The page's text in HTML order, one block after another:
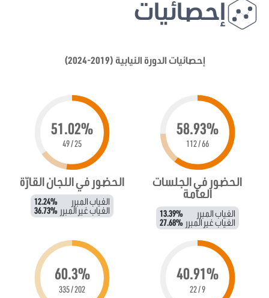
إحصائيات
إحصائيات الدورة النيابية (2019-2024)
58.93%
66 / 112
الحضور في الجلسات
العامة
الغياب المبرر 13.39%
الغياب غير المبرر 27.68%
51.02%
25 / 49
الحضور في اللجان القارّة
الغياب المبرر 12.24%
الغياب غير المبرر 36.73%
40.91%
9 / 22
60.3%
202 / 335